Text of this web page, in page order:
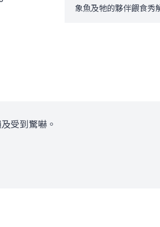
象魚及牠的夥伴餵食秀
受到驚嚇。